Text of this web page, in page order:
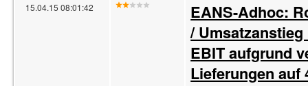
15.04.15 08:01:42
EANS-Adhoc:
/ Umsatzanstieg
EBIT aufgrund
Lieferungen auf